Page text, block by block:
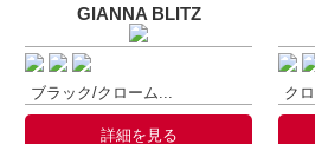
GIANNA BLITZ
ブラック/クローム...
詳細を見る
ク